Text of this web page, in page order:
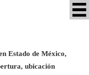
Estado de México,
ubicación